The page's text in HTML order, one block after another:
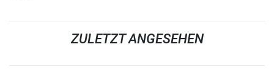
ZULETZT ANGESEHEN